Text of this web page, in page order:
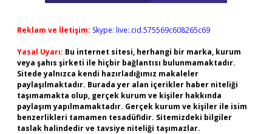
Reklam ve İletişim: Skype: live:.cid.575569c608265c69
Yasal Uyarı: Bu internet sitesi, herhangi bir marka, kurum
veya şahıs şirketi ile hiçbir bağlantısı bulunmamaktadır.
Sitede yalnızca kendi hazırladığımız makaleler
paylaşılmaktadır. Burada yer alan içerikler haber niteliği
taşımamakta olup, gerçek kurum ve kişiler hakkında
paylaşım yapılmamaktadır. Gerçek kurum ve kişiler ile isim
benzerlikleri tamamen tesadüfidir. Sitemizdeki bilgiler
taslak halindedir ve tavsiye niteliği taşımazlar.